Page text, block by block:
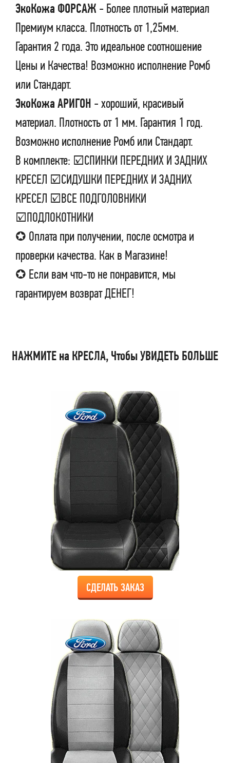
ЭкоКожа ФОРСАЖ - Более плотный материал
Премиум класса. Плотность от 1,25мм.
Гарантия 2 года. Это идеальное соотношение
Цены и Качества! Возможно исполнение Ромб
или Стандарт.
ЭкоКожа АРИГОН - хороший, красивый
материал. Плотность от 1 мм. Гарантия 1 год.
Возможно исполнение Ромб или Стандарт.
В комплекте: ☑СПИНКИ ПЕРЕДНИХ И ЗАДНИХ
КРЕСЕЛ ☑СИДУШКИ ПЕРЕДНИХ И ЗАДНИХ
КРЕСЕЛ ☑ВСЕ ПОДГОЛОВНИКИ
☑ПОДЛОКОТНИКИ
✪ Оплата при получении, после осмотра и
проверки качества. Как в Магазине!
✪ Если вам что-то не понравится, мы
гарантируем возврат ДЕНЕГ!
НАЖМИТЕ на КРЕСЛА, Чтобы УВИДЕТЬ БОЛЬШЕ
СДЕЛАТЬ ЗАКАЗ